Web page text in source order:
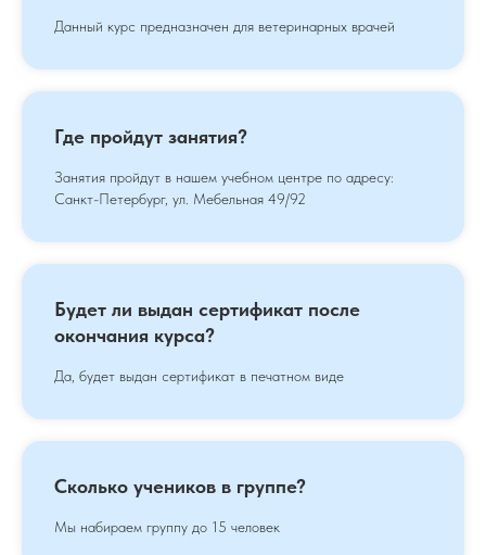
Данный курс предназначен для ветеринарных врачей
Где пройдут занятия?
Занятия пройдут в нашем учебном центре по адресу:
Санкт-Петербург, ул. Мебельная 49/92
Будет ли выдан сертификат после
окончания курса?
Да, будет выдан сертификат в печатном виде
Сколько учеников в группе?
Мы набираем группу до 15 человек